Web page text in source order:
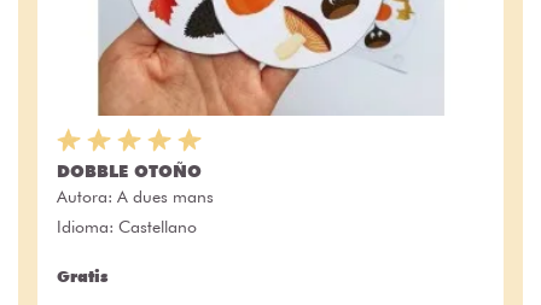
DOBBLE OTOÑO
Autora: A dues mans
Idioma: Castellano
Gratis